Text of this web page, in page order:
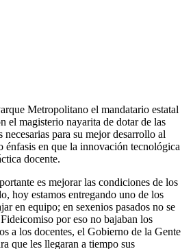
Metropolitano el mandatario estatal
el magisterio nayarita de dotar de las
necesarias para su mejor desarrollo al
énfasis en que la innovación tecnológica
docente.
es mejorar las condiciones de los
hoy estamos entregando uno de los
en equipo; en sexenios pasados no se
por eso no bajaban los
a los docentes, el Gobierno de la Gente
que les llegaran a tiempo sus